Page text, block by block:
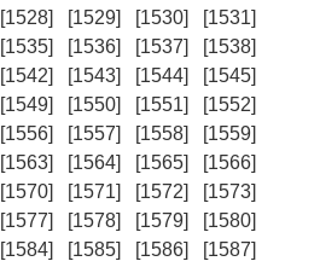
[1528] [1529] [1530]
[1531]
[1535] [1536] [1537]
[1538]
[1542] [1543] [1544]
[1545]
[1549] [1550] [1551]
[1552]
[1556] [1557] [1558]
[1559]
[1563] [1564] [1565]
[1566]
[1570] [1571] [1572]
[1573]
[1577] [1578] [1579]
[1580]
[1584] [1585] [1586]
[1587]